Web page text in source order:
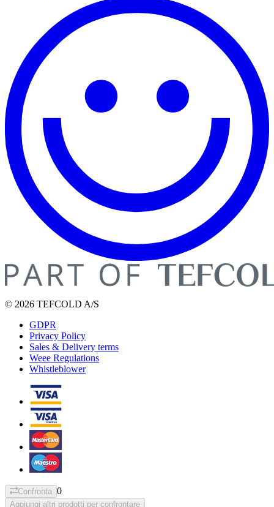
© 2026 TEFCOLD A/S
GDPR
Privacy Policy
Sales & Delivery terms
Weee Regulations
Whistleblower
Confronta 0
Aggiungi altri prodotti per confrontare